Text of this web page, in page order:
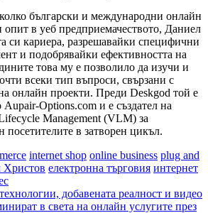
български и международни онлайн
в уеб предприемачеството, Даниел
си кариера, разрешавайки специфични
и подобрявайки ефективността на
това му е позволило да изучи и
всеки тип въпроси, свързани с
онлайн проекти. Преди Deskgod той е
Options.com и е създател на
Management (VLM) за
посетителите в затворен цикъл.
internet shop online business plug and
Христов електронна търговия интернет
добавената реалност и видео
в света на онлайн услугите през